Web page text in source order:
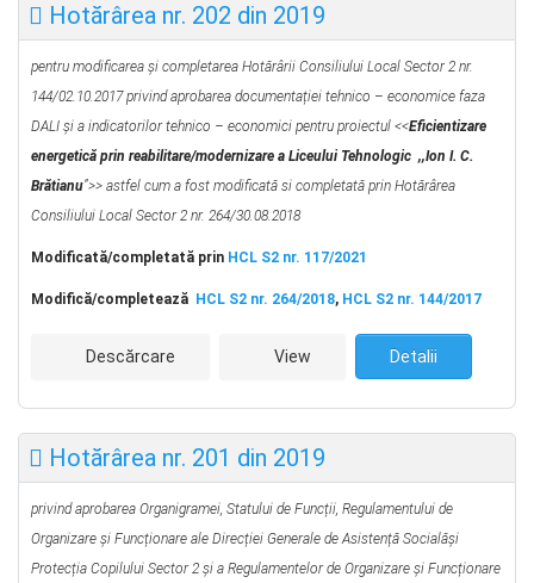
Hotărârea nr. 202 din 2019
pentru modificarea și completarea Hotărârii Consiliului Local Sector 2 nr.
144/02.10.2017 privind aprobarea documentației tehnico – economice faza
DALI și a indicatorilor tehnico – economici pentru proiectul <<Eficientizare
energetică prin reabilitare/modernizare a Liceului Tehnologic ,,Ion I. C.
Brătianu”>> astfel cum a fost modificată si completată prin Hotărârea
Consiliului Local Sector 2 nr. 264/30.08.2018
Modificată/completată prin HCL S2 nr. 117/2021
Modifică/completează HCL S2 nr. 264/2018, HCL S2 nr. 144/2017
Descărcare View Detalii
Hotărârea nr. 201 din 2019
privind aprobarea Organigramei, Statului de Funcții, Regulamentului de
Organizare și Funcționare ale Direcției Generale de Asistență Socialăși
Protecția Copilului Sector 2 și a Regulamentelor de Organizare și Funcționare